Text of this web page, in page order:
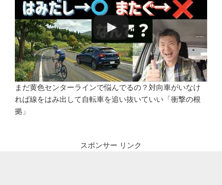
まだ黄色センターラインで悩んでるの？対向車がいなけ
れば線をはみ出して自転車を追い抜いていい「衝撃の根
拠」
スポンサー リンク